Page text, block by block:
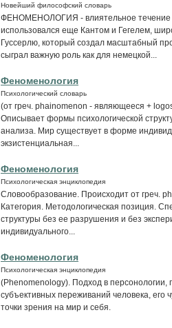
Новейший философский словарь
ФЕНОМЕНОЛОГИЯ - влиятельное течение
использовался еще Кантом и Гегелем,
Гуссерлю, который создал масштабный
сыграл важную роль как для немецкой...
Феноменология
Психологический словарь
(от греч. phainomenon - являющееся +
Описывает формы психологической
анализа. Мир существует в форме
экзистенциальная...
Феноменология
Психологическая энциклопедия
Словообразование. Происходит от греч.
Категория. Методологическая позиция.
структуры без ее разрушения и без
индивидуального...
Феноменология
Психологическая энциклопедия
(Phenomenology). Подход в
субъективных переживаний человека, его
точки зрения на мир и себя.